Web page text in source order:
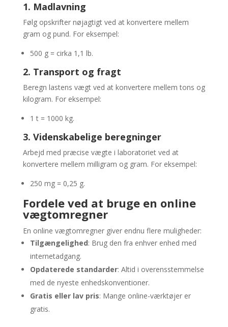
1. Madlavning
Følg opskrifter nøjagtigt ved at konvertere mellem
gram og pund. For eksempel:
500 g = cirka 1,1 lb.
2. Transport og fragt
Beregn lastens vægt ved at konvertere mellem tons og
kilogram. For eksempel:
1 t = 1000 kg.
3. Videnskabelige beregninger
Arbejd med præcise vægte i laboratoriet ved at
konvertere mellem milligram og gram. For eksempel:
250 mg = 0,25 g.
Fordele ved at bruge en online
vægtomregner
En online vægtomregner giver endnu flere muligheder:
Tilgængelighed: Brug den fra enhver enhed med
internetadgang.
Opdaterede standarder: Altid i overensstemmelse
med de nyeste enhedskonventioner.
Gratis eller lav pris: Mange online-værktøjer er
gratis.